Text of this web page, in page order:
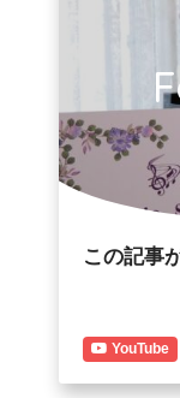
この記事
YouTube